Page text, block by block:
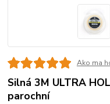
Ako ma
Silná 3M ULTRA
parochní